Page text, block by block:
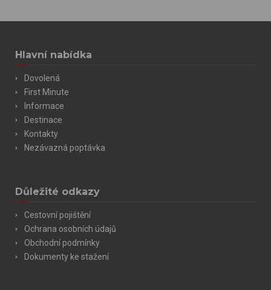
Hlavní nabídka
Dovolená
First Minute
Informace
Destinace
Kontakty
Nezávazná poptávka
Důležité odkazy
Cestovní pojištění
Ochrana osobních údajů
Obchodní podmínky
Dokumenty ke stažení